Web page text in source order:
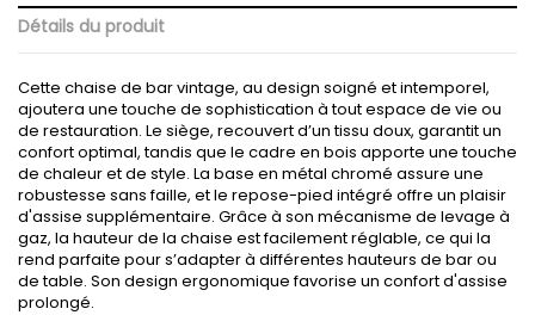
Détails du produit
Cette chaise de bar vintage, au design soigné et intemporel,
ajoutera une touche de sophistication à tout espace de vie ou
de restauration. Le siège, recouvert d’un tissu doux, garantit un
confort optimal, tandis que le cadre en bois apporte une touche
de chaleur et de style. La base en métal chromé assure une
robustesse sans faille, et le repose-pied intégré offre un plaisir
d'assise supplémentaire. Grâce à son mécanisme de levage à
gaz, la hauteur de la chaise est facilement réglable, ce qui la
rend parfaite pour s’adapter à différentes hauteurs de bar ou
de table. Son design ergonomique favorise un confort d'assise
prolongé.